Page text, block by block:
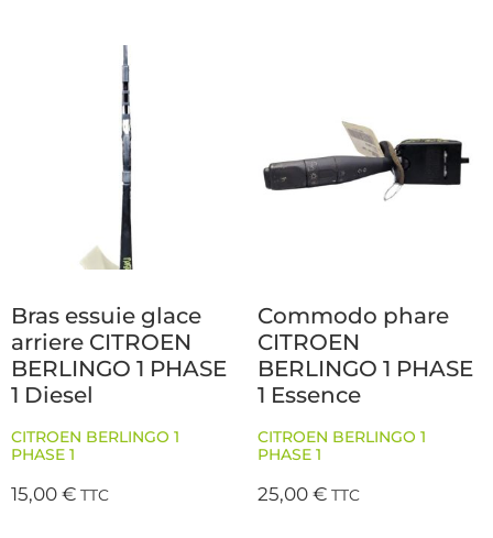
Bras essuie glace
arriere CITROEN
BERLINGO 1 PHASE
1 Diesel
CITROEN BERLINGO 1
PHASE 1
15,00€ TTC
Commodo phare
CITROEN
BERLINGO 1 PHASE
1 Essence
CITROEN BERLINGO 1
PHASE 1
25,00€ TTC